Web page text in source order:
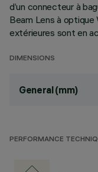
d’un connecteur à
Beam Lens à optique
extérieures sont en
DIMENSIONS
General (mm)
PERFORMANCE